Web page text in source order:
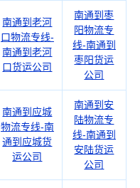
南通到老河
口物流专线-
南通到老河
口货运公司
南通到枣
阳物流专
线-南通到
枣阳货运
公司
南通到应城
物流专线-南
通到应城货
运公司
南通到安
陆物流专
线-南通到
安陆货运
公司